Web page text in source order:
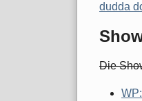
dudda
Die